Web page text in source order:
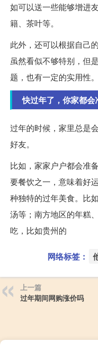
如可以送一些能够增进
籍、茶叶等。
此外，还可以根据自己
虽然看似不够特别，但
题，也有一定的实用性。
快过年了，你家都
过年的时候，家里总是
好友。
比如，家家户户都会准
要餐饮之一，意味着好
种独特的过年美食。比
汤等；南方地区的年糕
吃，比如贵州的
网络标签：
上一篇
过年期间网购涨价吗